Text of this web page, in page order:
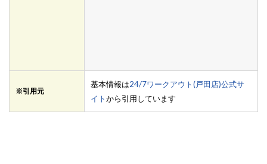
※引用元
基本情報は24/7ワークアウト(戸田店)公式サ
イトから引用しています